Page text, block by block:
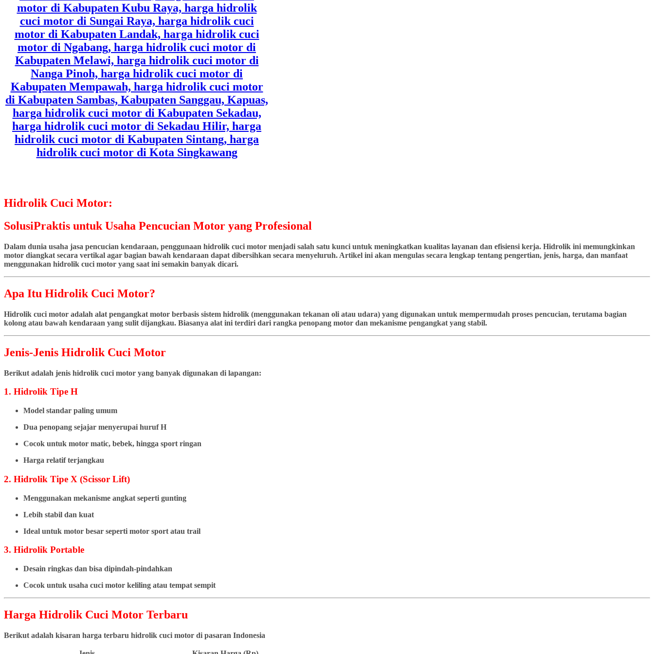
Hidrolik Cuci Motor:
SolusiPraktis untuk Usaha Pencucian Motor yang Profesional
Dalam dunia usaha jasa pencucian kendaraan, penggunaan hidrolik cuci motor menjadi salah satu kunci untuk meningkatkan kualitas layanan dan efisiensi kerja. Hidrolik ini memungkinkan
motor diangkat secara vertikal agar bagian bawah kendaraan dapat dibersihkan secara menyeluruh. Artikel ini akan mengulas secara lengkap tentang pengertian, jenis, harga, dan manfaat
menggunakan hidrolik cuci motor yang saat ini semakin banyak dicari.
Apa Itu Hidrolik Cuci Motor?
Hidrolik cuci motor adalah alat pengangkat motor berbasis sistem hidrolik (menggunakan tekanan oli atau udara) yang digunakan untuk mempermudah proses pencucian, terutama bagian
kolong atau bawah kendaraan yang sulit dijangkau. Biasanya alat ini terdiri dari rangka penopang motor dan mekanisme pengangkat yang stabil.
Jenis-Jenis Hidrolik Cuci Motor
Berikut adalah jenis hidrolik cuci motor yang banyak digunakan di lapangan:
1. Hidrolik Tipe H
Model standar paling umum
Dua penopang sejajar menyerupai huruf H
Cocok untuk motor matic, bebek, hingga sport ringan
Harga relatif terjangkau
2. Hidrolik Tipe X (Scissor Lift)
Menggunakan mekanisme angkat seperti gunting
Lebih stabil dan kuat
Ideal untuk motor besar seperti motor sport atau trail
3. Hidrolik Portable
Desain ringkas dan bisa dipindah-pindahkan
Cocok untuk usaha cuci motor keliling atau tempat sempit
Harga Hidrolik Cuci Motor Terbaru
Berikut adalah kisaran harga terbaru hidrolik cuci motor di pasaran Indonesia